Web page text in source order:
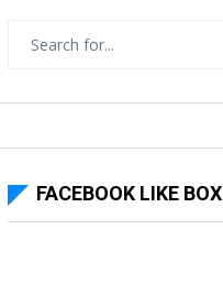
FACEBOOK LIKE BOX